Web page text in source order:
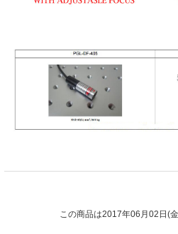
この商品は2017年06月02日(